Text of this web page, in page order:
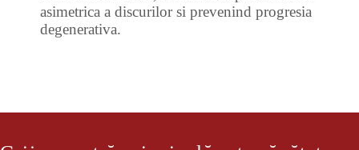
asimetrica a discurilor si prevenind progresia
degenerativa.